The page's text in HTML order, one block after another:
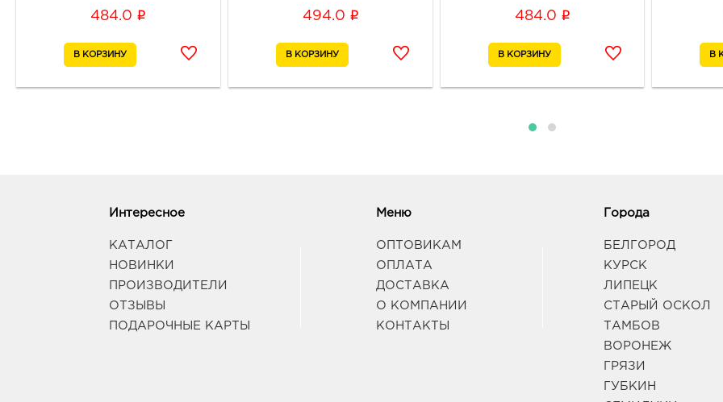
484.0 i 494.0 i 484.0 i
Интересное
КАТАЛОГ
НОВИНКИ
ПРОИЗВОДИТЕЛИ
ОТЗЫВЫ
ПОДАРОЧНЫЕ КАРТЫ
Меню
ОПТОВИКАМ
ОПЛАТА
ДОСТАВКА
О КОМПАНИИ
КОНТАКТЫ
Города
БЕЛГОРОД
КУРСК
ЛИПЕЦК
СТАРЫЙ ОСКОЛ
ТАМБОВ
ВОРОНЕЖ
ГРЯЗИ
ГУБКИН